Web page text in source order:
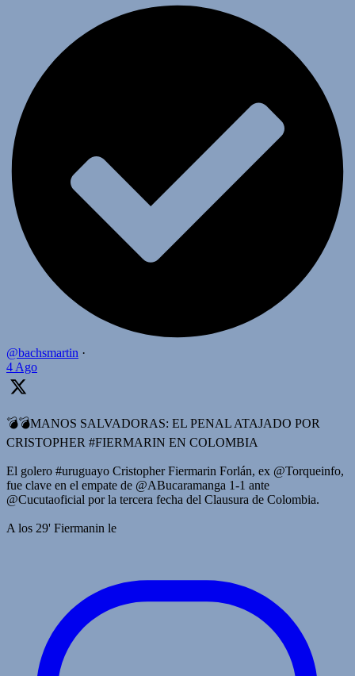
@bachsmartin ·
4 Ago
💣💣MANOS SALVADORAS: EL PENAL ATAJADO POR
CRISTOPHER #FIERMARIN EN COLOMBIA
El golero #uruguayo Cristopher Fiermarin Forlán, ex @Torqueinfo,
fue clave en el empate de @ABucaramanga 1-1 ante
@Cucutaoficial por la tercera fecha del Clausura de Colombia.
A los 29' Fiermanin le